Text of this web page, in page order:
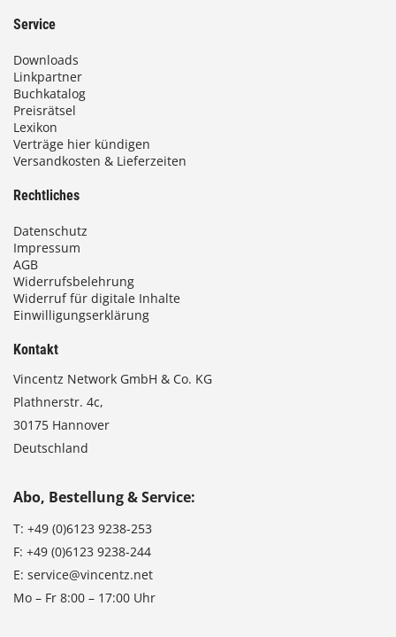
Service
Downloads
Linkpartner
Buchkatalog
Preisrätsel
Lexikon
Verträge hier kündigen
Versandkosten & Lieferzeiten
Rechtliches
Datenschutz
Impressum
AGB
Widerrufsbelehrung
Widerruf für digitale Inhalte
Einwilligungserklärung
Kontakt
Vincentz Network GmbH & Co. KG
Plathnerstr. 4c,
30175 Hannover
Deutschland
Abo, Bestellung & Service:
T: +49 (0)6123 9238-253
F: +49 (0)6123 9238-244
E: service@vincentz.net
Mo – Fr 8:00 – 17:00 Uhr